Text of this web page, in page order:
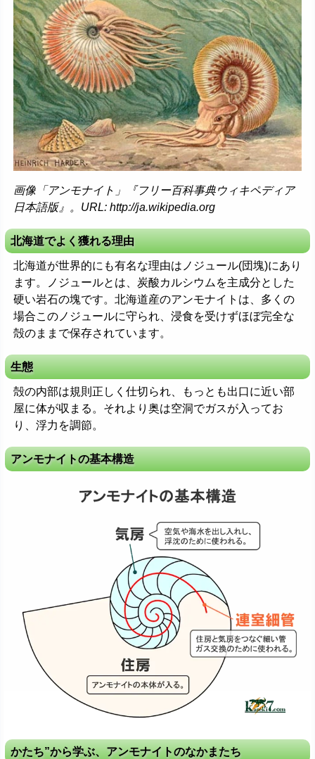
画像「アンモナイト」『フリー百科事典ウィキペディア
日本語版』。URL: http://ja.wikipedia.org
北海道でよく獲れる理由
北海道が世界的にも有名な理由はノジュール(団塊)にあり
ます。ノジュールとは、炭酸カルシウムを主成分とした
硬い岩石の塊です。北海道産のアンモナイトは、多くの
場合このノジュールに守られ、浸食を受けずほぼ完全な
殻のままで保存されています。
生態
殻の内部は規則正しく仕切られ、もっとも出口に近い部
屋に体が収まる。それより奥は空洞でガスが入ってお
り、浮力を調節。
アンモナイトの基本構造
かたち”から学ぶ、アンモナイトのなかまたち